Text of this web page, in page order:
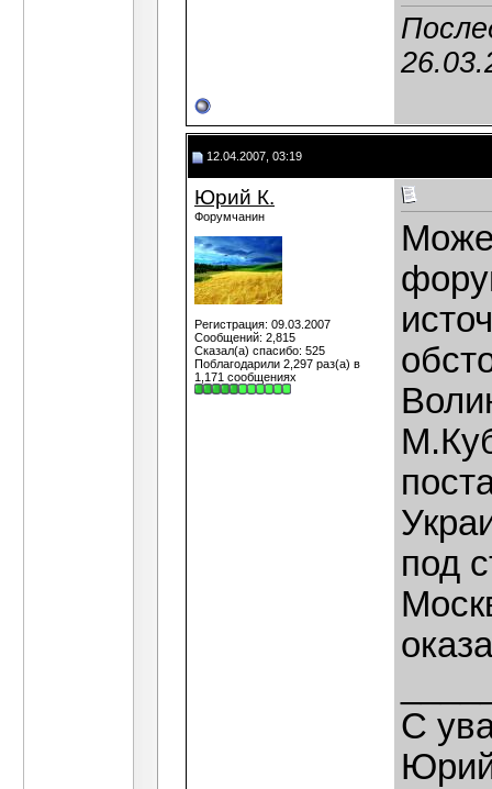
12.04.2007, 03:19
Юрий К.
Форумчанин
Регистрация: 09.03.2007
Сообщений: 2,815
Сказал(а) спасибо: 525
Поблагодарили 2,297 раз(а) в
1,171 сообщениях
под
С